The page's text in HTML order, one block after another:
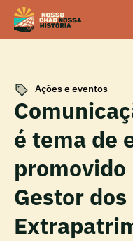
Ações e eventos
é tema de
promovido
Gestor dos